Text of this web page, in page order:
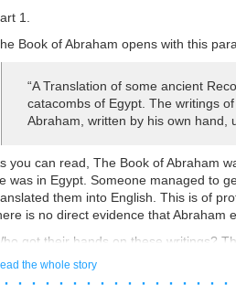
1.
Book of Abraham opens with this
“A Translation of some ancient
catacombs of Egypt. The writings
Abraham, written by his own hand,
you can read, The Book of Abraham
was in Egypt. Someone managed to
them into English. This is of
is no direct evidence that Abraham
got their hands on these writings?
Smith who a few years
the whole story